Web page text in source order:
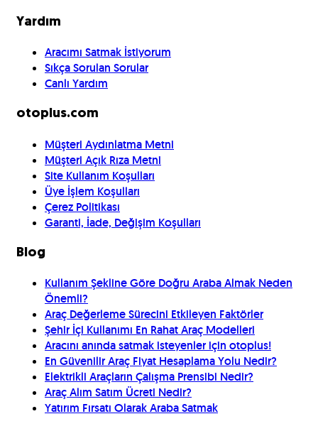
Yardım
Aracımı Satmak İstiyorum
Sıkça Sorulan Sorular
Canlı Yardım
otoplus.com
Müşteri Aydınlatma Metni
Müşteri Açık Rıza Metni
Site Kullanım Koşulları
Üye İşlem Koşulları
Çerez Politikası
Garanti, İade, Değişim Koşulları
Blog
Kullanım Şekline Göre Doğru Araba Almak Neden
Önemli?
Araç Değerleme Sürecini Etkileyen Faktörler
Şehir İçi Kullanımı En Rahat Araç Modelleri
Aracını anında satmak isteyenler için otoplus!
En Güvenilir Araç Fiyat Hesaplama Yolu Nedir?
Elektrikli Araçların Çalışma Prensibi Nedir?
Araç Alım Satım Ücreti Nedir?
Yatırım Fırsatı Olarak Araba Satmak